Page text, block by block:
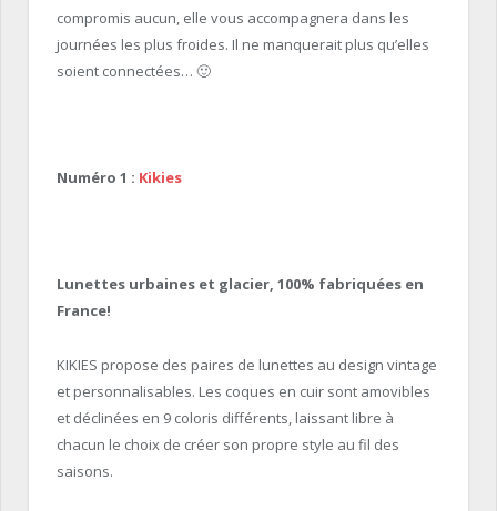
compromis aucun, elle vous accompagnera dans les
journées les plus froides. Il ne manquerait plus qu’elles
soient connectées… 🙂
Numéro 1 : Kikies
Lunettes urbaines et glacier, 100% fabriquées en
France!
KIKIES propose des paires de lunettes au design vintage
et personnalisables. Les coques en cuir sont amovibles
et déclinées en 9 coloris différents, laissant libre à
chacun le choix de créer son propre style au fil des
saisons.